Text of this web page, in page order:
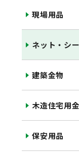
現場用品
ネット・シ
建築金物
木造住宅用
保安用品